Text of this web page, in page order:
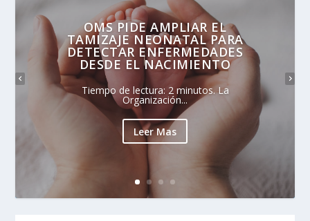
OMS PIDE AMPLIAR EL
TAMIZAJE NEONATAL PARA
DETECTAR ENFERMEDADES
DESDE EL NACIMIENTO
Tiempo de lectura: 2 minutos. La
Organización...
Leer Mas